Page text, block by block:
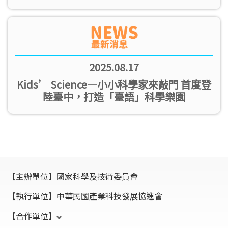
2025.08.17
Kids’ Science—小小科學家來敲門 首度登
陸臺中，打造「臺語」科學樂園
【主辦單位】 國家科學及技術委員會
【執行單位】 中華民國產業科技發展協進會
【合作單位】